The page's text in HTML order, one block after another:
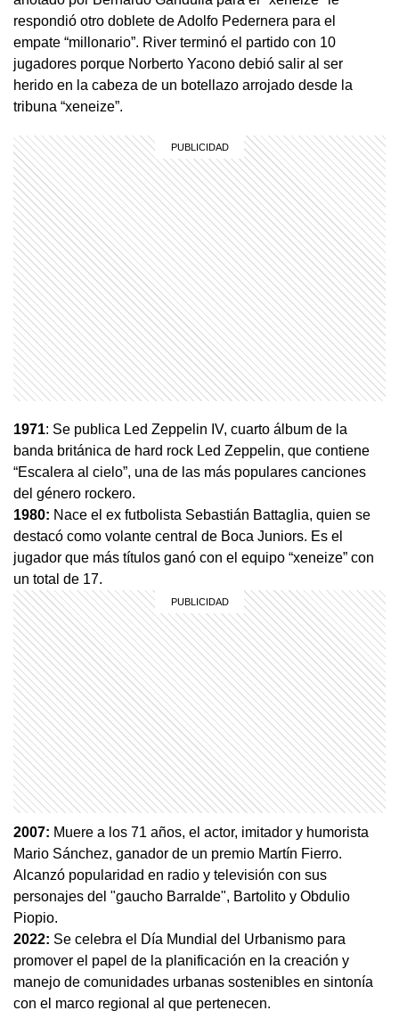
respondió otro doblete de Adolfo Pedernera para el
empate “millonario”. River terminó el partido con 10
jugadores porque Norberto Yacono debió salir al ser
herido en la cabeza de un botellazo arrojado desde la
tribuna “xeneize”.
1971: Se publica Led Zeppelin IV, cuarto álbum de la
banda británica de hard rock Led Zeppelin, que contiene
“Escalera al cielo”, una de las más populares canciones
del género rockero.
1980: Nace el ex futbolista Sebastián Battaglia, quien se
destacó como volante central de Boca Juniors. Es el
jugador que más títulos ganó con el equipo “xeneize” con
un total de 17.
2007: Muere a los 71 años, el actor, imitador y humorista
Mario Sánchez, ganador de un premio Martín Fierro.
Alcanzó popularidad en radio y televisión con sus
personajes del "gaucho Barralde", Bartolito y Obdulio
Piopio.
2022: Se celebra el Día Mundial del Urbanismo para
promover el papel de la planificación en la creación y
manejo de comunidades urbanas sostenibles en sintonía
con el marco regional al que pertenecen.